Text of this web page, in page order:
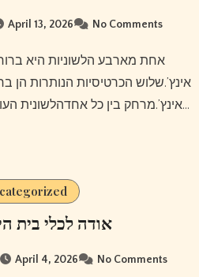
April 13, 2026 No Comments
אחת מארבע הלשוניות היא ברוחב 12 אינץ’ ועומק של 8
אינץ’.מרחק בין כל אחדהלשונית העוקבת היא 3 רגל.המרחק של…
אודה לכלי בית
April 4, 2026 No Comments